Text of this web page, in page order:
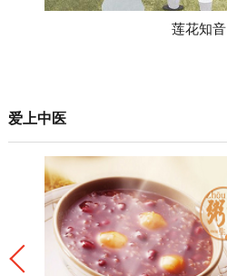
莲花知音
爱上中医